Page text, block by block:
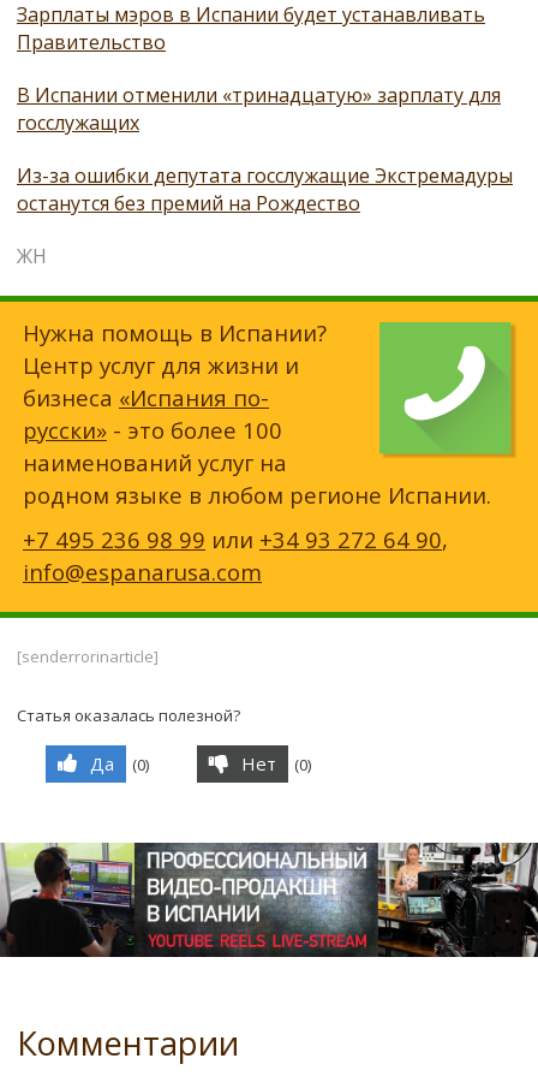
Зарплаты мэров в Испании будет устанавливать
Правительство
В Испании отменили «тринадцатую» зарплату для
госслужащих
Из-за ошибки депутата госслужащие Экстремадуры
останутся без премий на Рождество
ЖН
Нужна помощь в Испании?
Центр услуг для жизни и
бизнеса «Испания по-
русски» - это более 100
наименований услуг на
родном языке в любом регионе Испании.
+7 495 236 98 99 или +34 93 272 64 90,
info@espanarusa.com
[senderrorinarticle]
Статья оказалась полезной?
Да (0) Нет (0)
Комментарии